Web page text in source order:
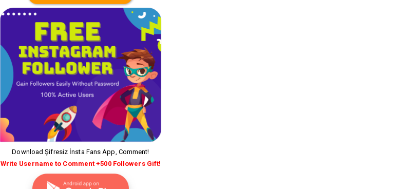
Download Şifresiz İnsta Fans App, Comment!
Write Username to Comment +500 Followers Gift!